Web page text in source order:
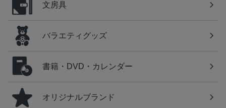
文房具
バラエティグッズ
書籍・DVD・カレンダー
オリジナルブランド